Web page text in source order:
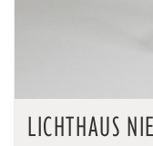
LICHTHAUS